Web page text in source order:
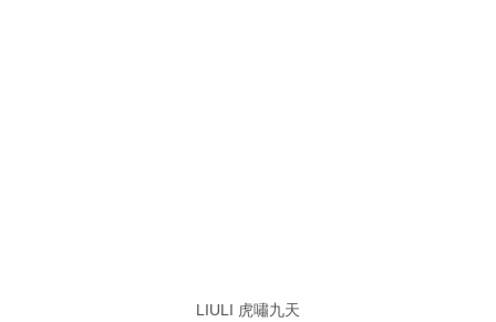
LIULI 虎嘯九天